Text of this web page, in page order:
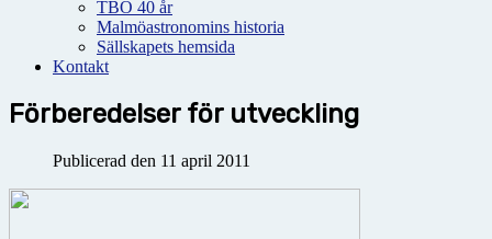
TBO 40 år
Malmöastronomins historia
Sällskapets hemsida
Kontakt
Förberedelser för utveckling
Publicerad den 11 april 2011